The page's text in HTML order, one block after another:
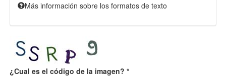
Más información sobre los formatos de texto
¿Cual es el código de la imagen? *